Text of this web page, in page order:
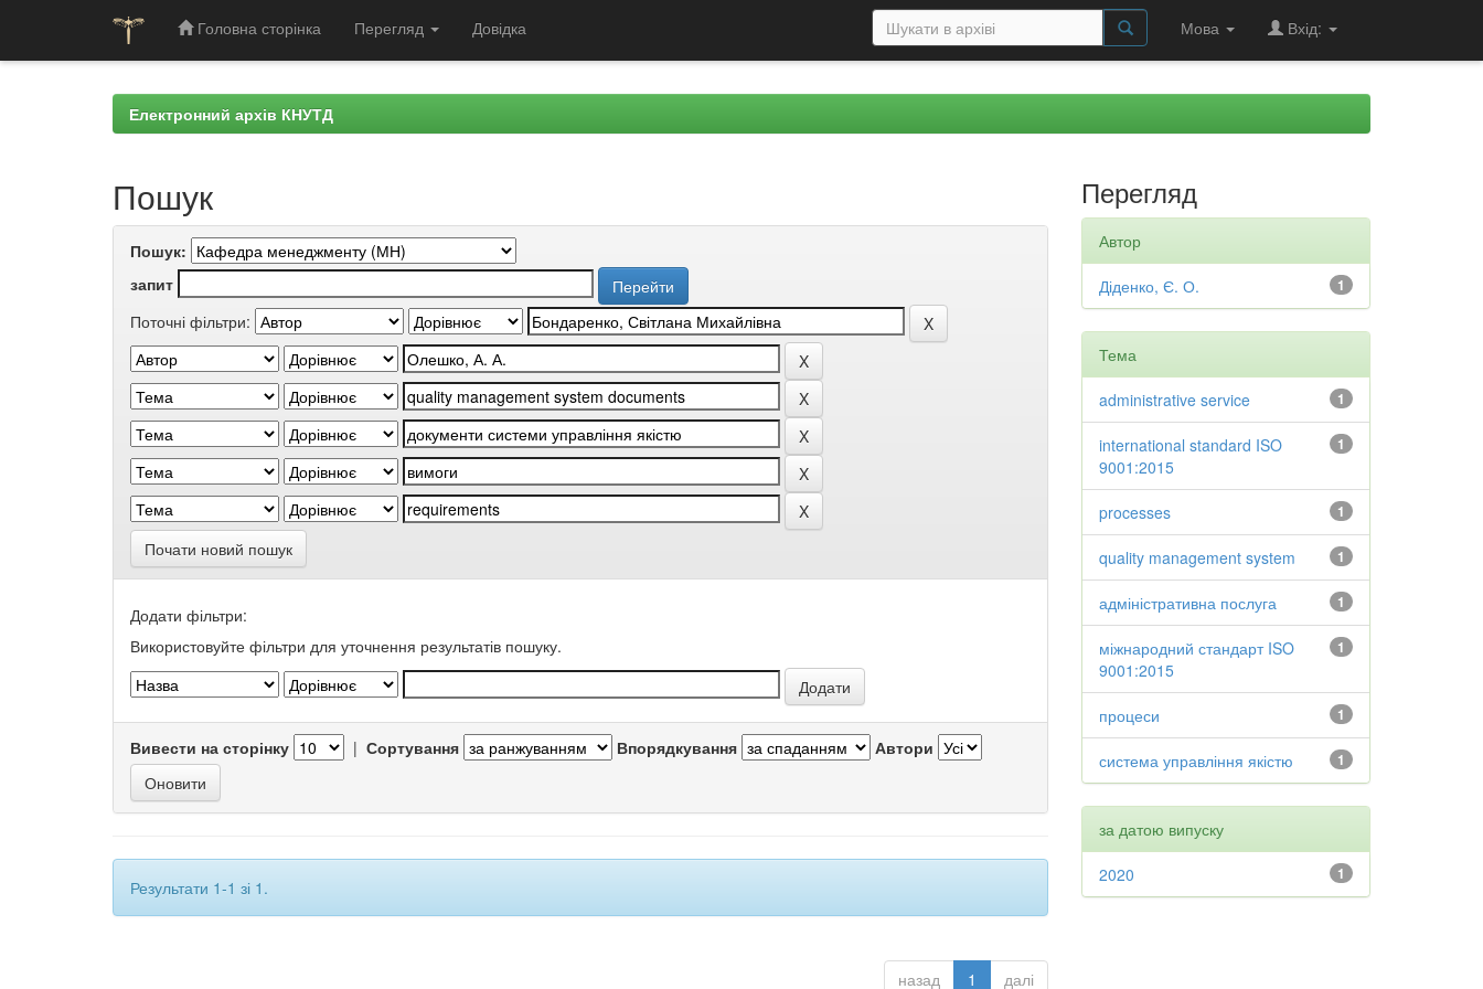
Головна сторінка Перегляд Довідка Мова Вхід:
Електронний архів КНУТД
Пошук
Пошук:
запит
Поточні фільтри:
Почати новий пошук
Додати фільтри:
Використовуйте фільтри для уточнення результатів пошуку.
Вивести на сторінку | Сортування Впорядкування Автори
Результати 1-1 зі 1.
назад 1 далі
Перегляд
Автор
1
Діденко, Є. О.
Тема
1
administrative service
1
international standard ISO
9001:2015
1
processes
1
quality management system
1
адміністративна послуга
1
міжнародний стандарт ISO
9001:2015
1
процеси
1
система управління якістю
за датою випуску
1
2020